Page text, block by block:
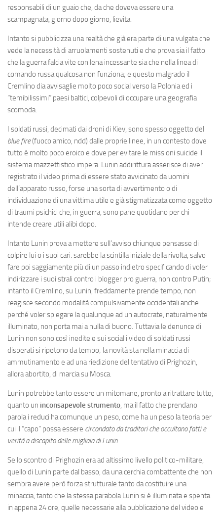
responsabili di un guaio che, da che doveva essere una
scampagnata, giorno dopo giorno, lievita.
Intanto si pubblicizza una realtà che già era parte di una vulgata che
vede la necessità di arruolamenti sostenuti e che prova sia il fatto
che la guerra falcia vite con lena incessante sia che nella linea di
comando russa qualcosa non funziona; e questo malgrado il
Cremlino dia avvisaglie molto poco social verso la Polonia ed i
“temibilissimi” paesi baltici, colpevoli di occupare una geografia
scomoda.
I soldati russi, decimati dai droni di Kiev, sono spesso oggetto del
blue fire(fuoco amico, ndd) dalle proprie linee, in un contesto dove
tutto è molto poco eroico e dove per evitare le missioni suicide il
sistema mazzettistico impera. Lunin addirittura asserisce di aver
registrato il video prima di essere stato avvicinato da uomini
dell’apparato russo, forse una sorta di avvertimento o di
individuazione di una vittima utile e già stigmatizzata come oggetto
di traumi psichici che, in guerra, sono pane quotidano per chi
intende creare utili alibi dopo.
Intanto Lunin prova a mettere sull’avviso chiunque pensasse di
colpire lui o i suoi cari: sarebbe la scintilla iniziale della rivolta, salvo
fare poi saggiamente più di un passo indietro specificando di voler
indirizzare i suoi strali contro i blogger pro guerra, non contro Putin;
intanto il Cremlino, su Lunin, freddamente prende tempo, non
reagisce secondo modalità compulsivamente occidentali anche
perché voler spiegare la qualunque ad un autocrate, naturalmente
illuminato, non porta mai a nulla di buono. Tuttavia le denunce di
Lunin non sono così inedite e sui social i video di soldati russi
disperati si ripetono da tempo; la novità sta nella minaccia di
ammutinamento e ad una riedizione del tentativo di Prighozin,
allora abortito, di marcia su Mosca.
Lunin potrebbe tanto essere un mitomane, pronto a ritrattare tutto,
quanto un inconsapevole strumento, ma il fatto che prendano
parola i reduci ha comunque un peso, come ha un peso la teoria per
cui il “capo” possa essere circondato da traditori che occultano fatti e
verità a discapito delle migliaia di Lunin.
Se lo scontro di Prighozin era ad altissimo livello politico-militare,
quello di Lunin parte dal basso, da una cerchia combattente che non
sembra avere però forza strutturale tanto da costituire una
minaccia, tanto che la stessa parabola Lunin si é illuminata e spenta
in appena 24 ore, quelle necessarie alla pubblicazione del video e